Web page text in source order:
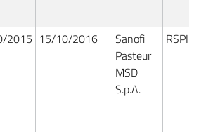
2015 15/10/2016
Sanofi
Pasteur
MSD
S.p.A.